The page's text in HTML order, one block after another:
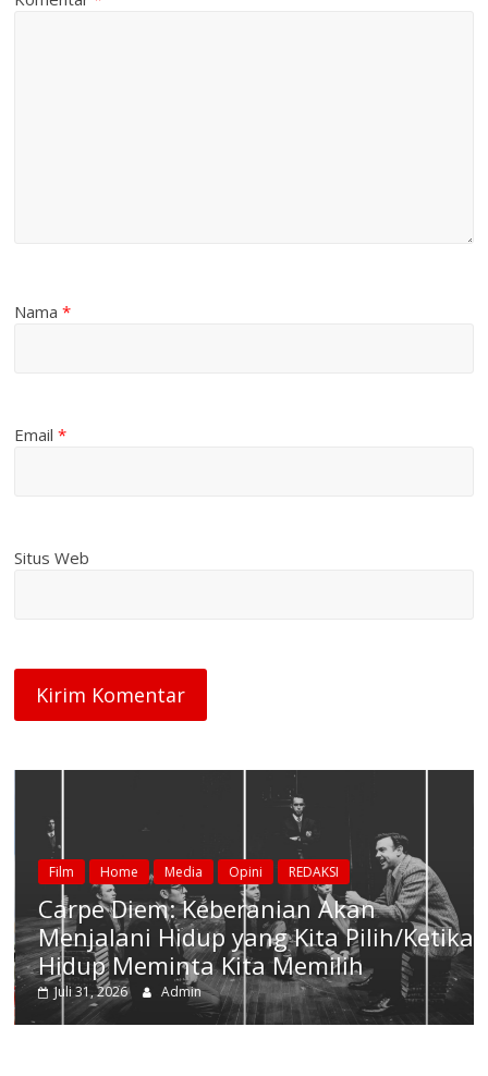
Nama*
Email*
Situs Web
Film Home Media Opini REDAKSI
Carpe Diem: Keberanian Akan
Menjalani Hidup yang Kita Pilih/Ketika
Hidup Meminta Kita Memilih
Juli 31, 2026 Admin